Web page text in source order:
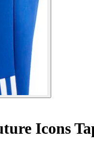
Icons